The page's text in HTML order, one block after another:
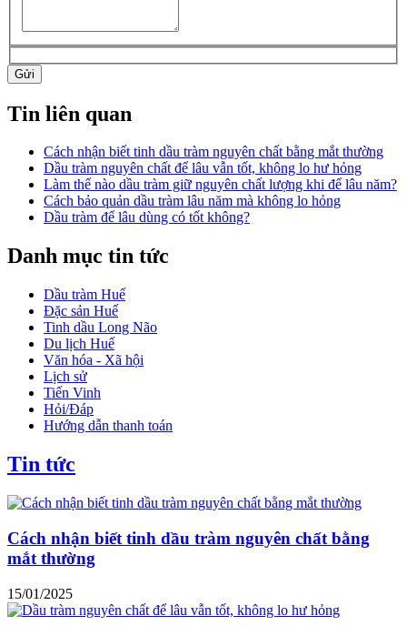
Gửi
Tin liên quan
Cách nhận biết tinh dầu tràm nguyên chất bằng mắt thường
Dầu tràm nguyên chất để lâu vẫn tốt, không lo hư hỏng
Làm thế nào dầu tràm giữ nguyên chất lượng khi để lâu năm?
Cách bảo quản dầu tràm lâu năm mà không lo hỏng
Dầu tràm để lâu dùng có tốt không?
Danh mục tin tức
Dầu tràm Huế
Đặc sản Huế
Tinh dầu Long Não
Du lịch Huế
Văn hóa - Xã hội
Lịch sử
Tiến Vinh
Hỏi/Đáp
Hướng dẫn thanh toán
Tin tức
Cách nhận biết tinh dầu tràm nguyên chất bằng
mắt thường
15/01/2025